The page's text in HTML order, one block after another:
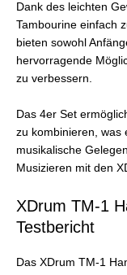
Dank des leichten
Tambourine einfach
bieten sowohl
hervorragende
zu verbessern.
Das 4er Set
zu kombinieren, was
musikalische
Musizieren mit den
XDrum TM-1
Testbericht
Das XDrum TM-1